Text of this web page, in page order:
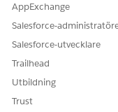
LÖSTE
Berätta
AppExchange
Salesforce-
Salesforce-utvecklare
Trailhead
Utbildning
Trust